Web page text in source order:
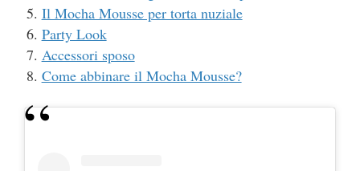
Il Mocha Mousse per torta nuziale
Party Look
Accessori sposo
Come abbinare il Mocha Mousse?